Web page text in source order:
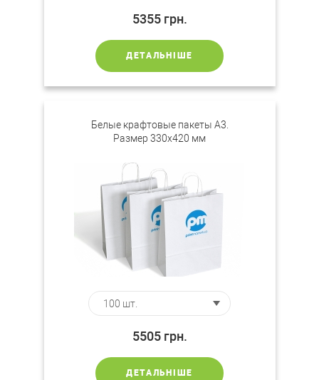
5355 грн.
ДЕТАЛЬНІШЕ
Белые крафтовые пакеты А3.
Размер 330х420 мм
5505 грн.
ДЕТАЛЬНІШЕ